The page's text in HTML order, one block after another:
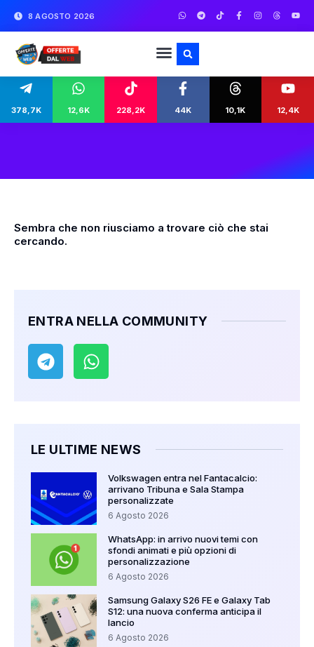
8 AGOSTO 2026
378,7K 12,6K 228,2K 44K 10,1K 12,4K
Sembra che non riusciamo a trovare ciò che stai
cercando.
ENTRA NELLA COMMUNITY
LE ULTIME NEWS
Volkswagen entra nel Fantacalcio:
arrivano Tribuna e Sala Stampa
personalizzate
6 Agosto 2026
WhatsApp: in arrivo nuovi temi con
sfondi animati e più opzioni di
personalizzazione
6 Agosto 2026
Samsung Galaxy S26 FE e Galaxy Tab
S12: una nuova conferma anticipa il
lancio
6 Agosto 2026